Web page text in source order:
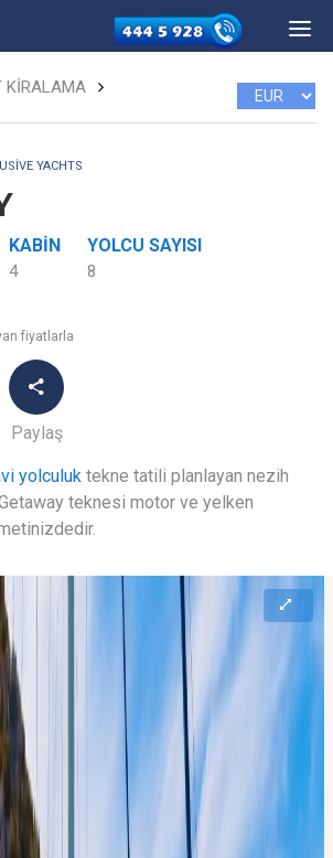
KİRALAMA
YACHTS
KABIN
4
YOLCU SAYISI
8
fiyatlarla
Paylaş
yolculuk tekne tatili planlayan nezih
teknesi motor ve yelken